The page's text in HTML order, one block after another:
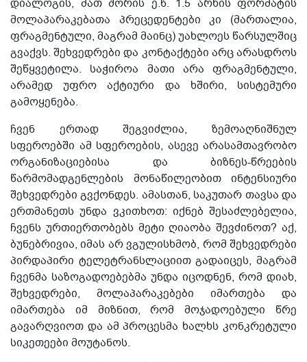
დიალოგის, მათ შორის ე.წ. 1.5 არხის ფორმატის
მოლაპარაკებათა პრეცედენტები კი (მართალია,
ფრაგმენტული, მაგრამ მაინც) უახლოეს წარსულშიც
გვაქვს. შეხვედრები და კონტაქტები არც არასდროს
შეწყვეტილა. საჭიროა მათი არა ფრაგმენტული,
არამედ უფრო აქტიური და ხშირი, სისტემური
გამოყენება.
ჩვენ ერთად შეგვიძლია, ზემოაღნიშნულ
სფეროებში ამ სფეროების, ასევე არასამთავრობო
ორგანიზაციებისა და ბიზნეს-წრეების
წარმომადგენლების მონაწილეობით ინტენსიური
შეხვედრები გვქონდეს. ამასთან, საკუთარ თავსა და
ერთმანეთს უნდა ვკითხოთ: იქნებ შესაძლებელია,
ჩვენს ურთიერთობებს მეტი ღიაობა შევძინოთ? აქ,
ბუნებრივია, იმას არ ვგულისხმობ, რომ შეხვედრები
პირდაპირი ტელეტრანსლაციით გადაიცეს, მაგრამ
ჩვენმა საზოგადოებებმა უნდა იცოდნენ, რომ დიახ,
შეხვედრები, მოლაპარაკებები იმართება და
იმართება იმ მიზნით, რომ მოჯადოებული წრე
გავარღვიოთ და ამ პროცესმა ხალხს კონკრეტული
სიკეთეები მოუტანოს.